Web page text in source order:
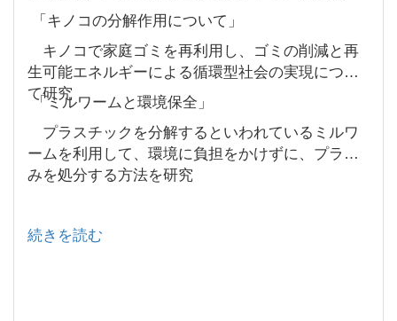
「キノコの分解作用について」
キノコで家庭ゴミを再利用し、ゴミの削減と再
生可能エネルギーによる循環型社会の実現につい
て研究
「ミルワームと環境保全」
プラスチックを分解するといわれているミルワ
ームを利用して、環境に負担をかけずに、プラご
みを処分する方法を研究
続きを読む